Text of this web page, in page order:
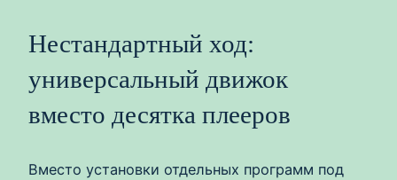
Нестандартный ход:
универсальный движок
вместо десятка плееров
Вместо установки отдельных программ под